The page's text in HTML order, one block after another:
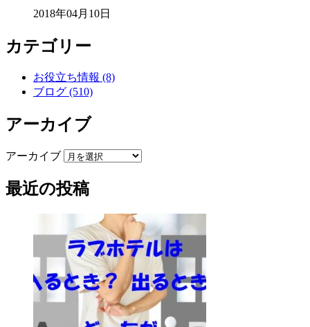
2018年04月10日
カテゴリー
お役立ち情報 (8)
ブログ (510)
アーカイブ
アーカイブ
最近の投稿